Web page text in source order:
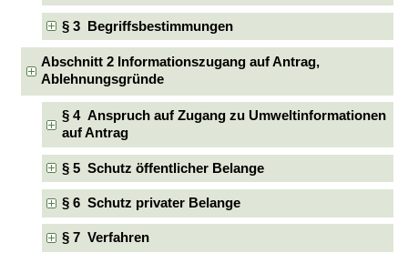
§ 3 Begriffsbestimmungen
Abschnitt 2 Informationszugang auf Antrag,
Ablehnungsgründe
§ 4 Anspruch auf Zugang zu Umweltinformationen
auf Antrag
§ 5 Schutz öffentlicher Belange
§ 6 Schutz privater Belange
§ 7 Verfahren